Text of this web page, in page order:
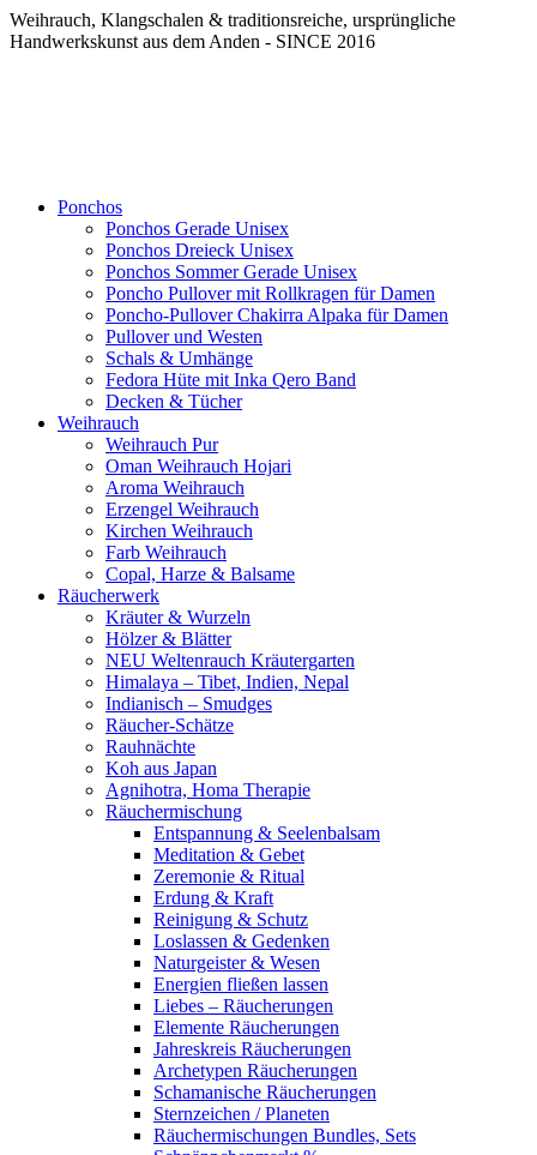
Weihrauch, Klangschalen & traditionsreiche, ursprüngliche
Handwerkskunst aus dem Anden - SINCE 2016
Ponchos
Ponchos Gerade Unisex
Ponchos Dreieck Unisex
Ponchos Sommer Gerade Unisex
Poncho Pullover mit Rollkragen für Damen
Poncho-Pullover Chakirra Alpaka für Damen
Pullover und Westen
Schals & Umhänge
Fedora Hüte mit Inka Qero Band
Decken & Tücher
Weihrauch
Weihrauch Pur
Oman Weihrauch Hojari
Aroma Weihrauch
Erzengel Weihrauch
Kirchen Weihrauch
Farb Weihrauch
Copal, Harze & Balsame
Räucherwerk
Kräuter & Wurzeln
Hölzer & Blätter
NEU Weltenrauch Kräutergarten
Himalaya – Tibet, Indien, Nepal
Indianisch – Smudges
Räucher-Schätze
Rauhnächte
Koh aus Japan
Agnihotra, Homa Therapie
Räuchermischung
Entspannung & Seelenbalsam
Meditation & Gebet
Zeremonie & Ritual
Erdung & Kraft
Reinigung & Schutz
Loslassen & Gedenken
Naturgeister & Wesen
Energien fließen lassen
Liebes – Räucherungen
Elemente Räucherungen
Jahreskreis Räucherungen
Archetypen Räucherungen
Schamanische Räucherungen
Sternzeichen / Planeten
Räuchermischungen Bundles, Sets